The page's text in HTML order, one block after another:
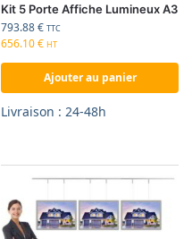
Kit 5 Porte Affiche Lumineux A3
793.88€ TTC
656.10€ HT
Ajouter au panier
Livraison : 24-48h